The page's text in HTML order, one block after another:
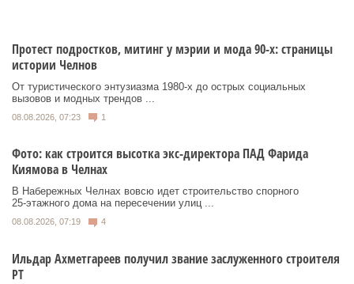
Протест подростков, митинг у мэрии и мода 90-х: страницы
истории Челнов
От туристического энтузиазма 1980‑х до острых социальных
вызовов и модных трендов ...
08.08.2026, 07:23 1
Фото: как строится высотка экс-директора ПАД Фарида
Киямова в Челнах
В Набережных Челнах вовсю идет строительство спорного
25‑этажного дома на пересечении улиц ...
08.08.2026, 07:19 4
Ильдар Ахметгареев получил звание заслуженного строителя
РТ